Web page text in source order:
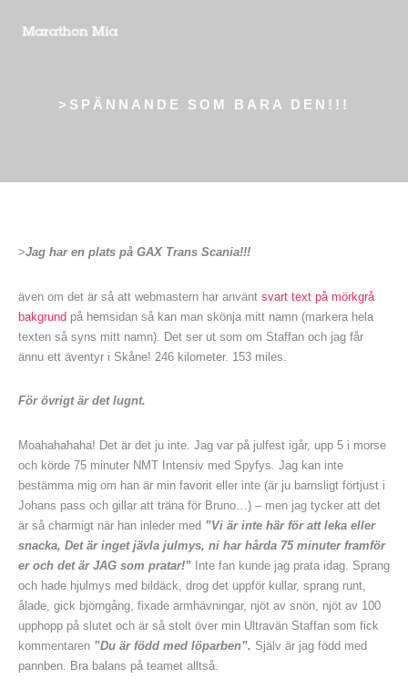
>SPÄNNANDE SOM BARA DEN!!!
>Jag har en plats på GAX Trans Scania!!!
även om det är så att webmastern har använt svart text på mörkgrå
bakgrund på hemsidan så kan man skönja mitt namn (markera hela
texten så syns mitt namn). Det ser ut som om Staffan och jag får
ännu ett äventyr i Skåne! 246 kilometer. 153 miles.
För övrigt är det lugnt.
Moahahahaha! Det är det ju inte. Jag var på julfest igår, upp 5 i morse
och körde 75 minuter NMT Intensiv med Spyfys. Jag kan inte
bestämma mig om han är min favorit eller inte (är ju barnsligt förtjust i
Johans pass och gillar att träna för Bruno…) – men jag tycker att det
är så charmigt när han inleder med ”Vi är inte här för att leka eller
snacka, Det är inget jävla julmys, ni har hårda 75 minuter framför
er och det är JAG som pratar!”Inte fan kunde jag prata idag. Sprang
och hade hjulmys med bildäck, drog det uppför kullar, sprang runt,
ålade, gick björngång, fixade armhävningar, njöt av snön, njöt av 100
upphopp på slutet och är så stolt över min Ultravän Staffan som fick
kommentaren ”Du är född med löparben”. Själv är jag född med
pannben. Bra balans på teamet alltså.